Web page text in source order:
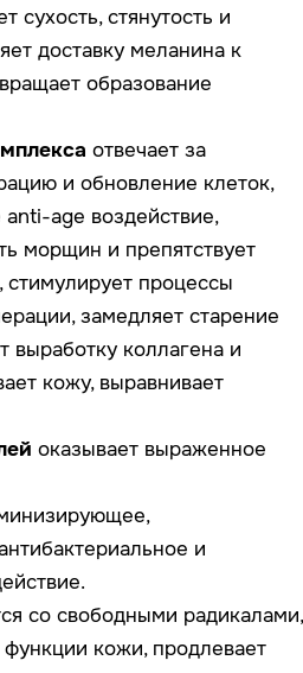
экстракт чёрного
концентрацию
сильный
коллагена, тем
и упругость кожи.
окисления и
антиоксидантное
способности
сыворотки на
уход кремом.